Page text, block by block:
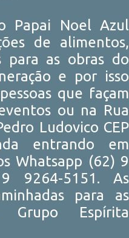
Papai Noel Azul
de alimentos,
para as obras do
e por isso
que façam
ou na Rua
Ludovico CEP
entrando em
Whatsapp (62) 9
9264-5151. As
para as
Espírita